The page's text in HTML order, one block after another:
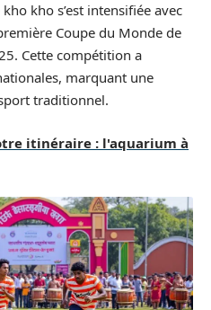
kho s’est intensifiée avec
Coupe du Monde de
Cette compétition a
marquant une
traditionnel.
itinéraire : l'aquarium à